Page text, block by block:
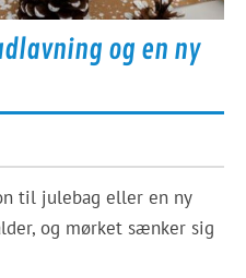
og en ny
til julebag eller en ny
og mørket sænker sig